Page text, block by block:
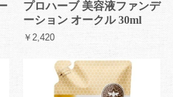
プロハーブ 美容液ファンデ
ーション オークル 30ml
￥2,420